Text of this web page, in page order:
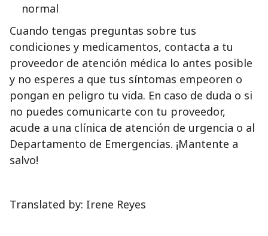
normal
Cuando tengas preguntas sobre tus
condiciones y medicamentos, contacta a tu
proveedor de atención médica lo antes posible
y no esperes a que tus síntomas empeoren o
pongan en peligro tu vida. En caso de duda o si
no puedes comunicarte con tu proveedor,
acude a una clínica de atención de urgencia o al
Departamento de Emergencias. ¡Mantente a
salvo!
Translated by: Irene Reyes